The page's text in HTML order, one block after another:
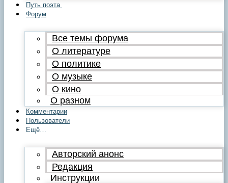
Путь поэта
Форум
Все темы форума
О литературе
О политике
О музыке
О кино
О разном
Комментарии
Пользователи
Ещё…
Авторский анонс
Редакция
Инструкции